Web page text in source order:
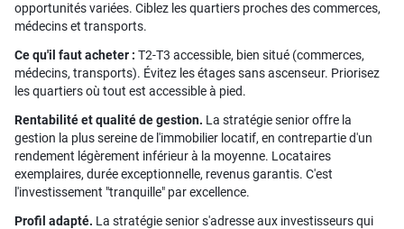
opportunités variées. Ciblez les quartiers proches des commerces,
médecins et transports.
Ce qu'il faut acheter : T2-T3 accessible, bien situé (commerces,
médecins, transports). Évitez les étages sans ascenseur. Priorisez
les quartiers où tout est accessible à pied.
Rentabilité et qualité de gestion. La stratégie senior offre la
gestion la plus sereine de l'immobilier locatif, en contrepartie d'un
rendement légèrement inférieur à la moyenne. Locataires
exemplaires, durée exceptionnelle, revenus garantis. C'est
l'investissement "tranquille" par excellence.
Profil adapté. La stratégie senior s'adresse aux investisseurs qui